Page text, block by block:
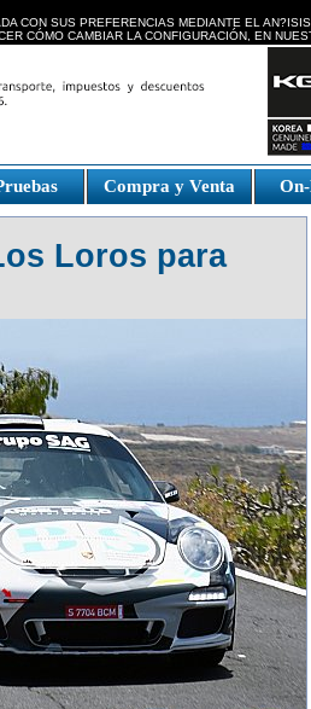
CON SUS PREFERENCIAS MEDIANTE EL
CÓMO CAMBIAR LA CONFIGURACIÓN, EN
Compra y Venta
Loros para